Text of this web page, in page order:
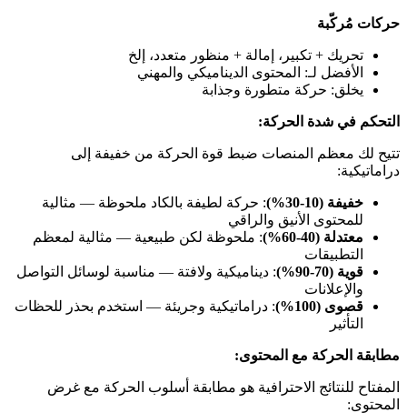
حركات مُركّبة
تحريك + تكبير، إمالة + منظور متعدد، إلخ
الأفضل لـ: المحتوى الديناميكي والمهني
يخلق: حركة متطورة وجذابة
التحكم في شدة الحركة:
تتيح لك معظم المنصات ضبط قوة الحركة من خفيفة إلى
دراماتيكية:
خفيفة (10-30%)
: حركة لطيفة بالكاد ملحوظة — مثالية
للمحتوى الأنيق والراقي
معتدلة (40-60%)
: ملحوظة لكن طبيعية — مثالية لمعظم
التطبيقات
قوية (70-90%)
: ديناميكية ولافتة — مناسبة لوسائل التواصل
والإعلانات
قصوى (100%)
: دراماتيكية وجريئة — استخدم بحذر للحظات
التأثير
مطابقة الحركة مع المحتوى:
المفتاح للنتائج الاحترافية هو مطابقة أسلوب الحركة مع غرض
المحتوى: